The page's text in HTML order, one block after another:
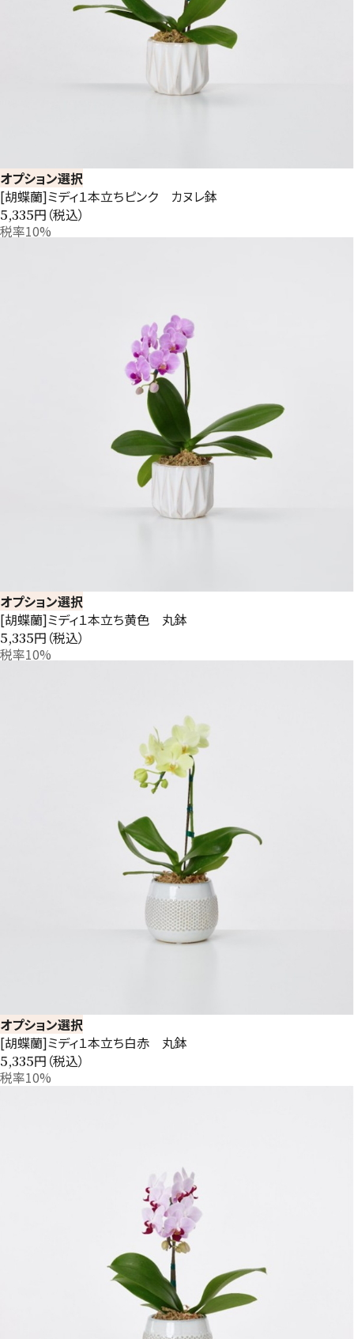
オプション選択
[胡蝶蘭]ミディ１本立ちピンク カヌレ鉢
5,335円（税込）
税率10%
オプション選択
[胡蝶蘭]ミディ１本立ち黄色 丸鉢
5,335円（税込）
税率10%
オプション選択
[胡蝶蘭]ミディ１本立ち白赤 丸鉢
5,335円（税込）
税率10%